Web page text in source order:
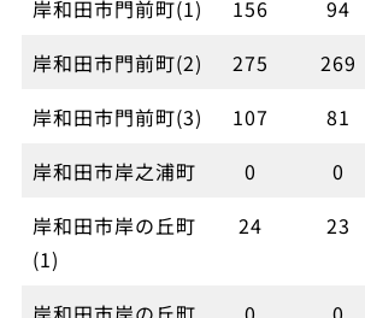
岸和田市門前町(1)
156 94
岸和田市門前町(2)
275 269
岸和田市門前町(3)
107 81
岸和田市岸之浦町
0 0
岸和田市岸の丘町
(1)
24 23